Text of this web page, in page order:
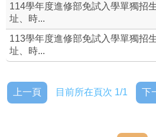
組織成員
114學年度進修部免試入學單獨
網址、時刻表、地區
114學年度進修部免試入學單獨招
址、時...
113學年度進修部免試入學單獨招
址、時...
上一頁 目前所在頁次 1/1 下